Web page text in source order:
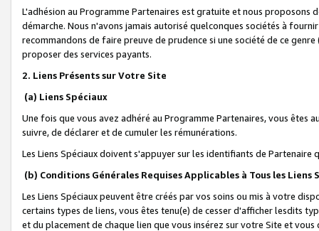
L'adhésion au Programme Partenaires est gratuite et nous proposons
démarche. Nous n'avons jamais autorisé quelconques sociétés à
recommandons de faire preuve de prudence si une société de ce
proposer des services payants.
2. Liens Présents sur Votre Site
(a) Liens Spéciaux
Une fois que vous avez adhéré au Programme Partenaires, vous êtes
suivre, de déclarer et de cumuler les rémunérations.
Les Liens Spéciaux doivent s'appuyer sur les identifiants de Partenaire
(b) Conditions Générales Requises Applicables à Tous les Liens
Les Liens Spéciaux peuvent être créés par vos soins ou mis à votre
certains types de liens, vous êtes tenu(e) de cesser d'afficher lesdits
et du placement de chaque lien que vous insérez sur votre Site et